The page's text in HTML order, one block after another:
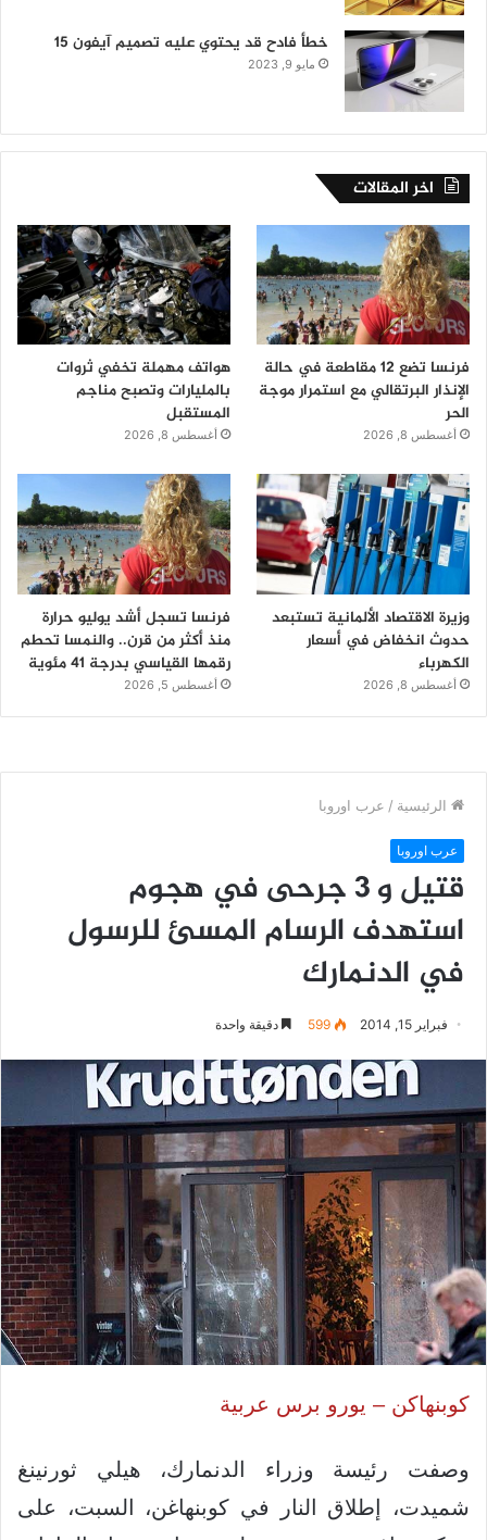
خطأ فادح قد يحتوي عليه تصميم آيفون 15
مايو 9, 2023
اخر المقالات
فرنسا تضع 12 مقاطعة في حالة
الإنذار البرتقالي مع استمرار موجة
الحر
أغسطس 8, 2026
هواتف مهملة تخفي ثروات
بالمليارات وتصبح مناجم
المستقبل
أغسطس 8, 2026
وزيرة الاقتصاد الألمانية تستبعد
حدوث انخفاض في أسعار
الكهرباء
أغسطس 8, 2026
فرنسا تسجل أشد يوليو حرارة
منذ أكثر من قرن.. والنمسا تحطم
رقمها القياسي بدرجة 41 مئوية
أغسطس 5, 2026